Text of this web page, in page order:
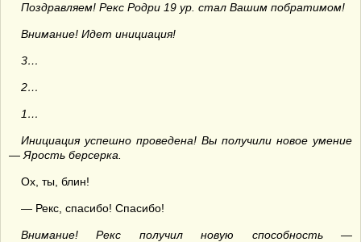
Поздравляем! Рекс Родри 19 ур. стал Вашим побратимом!
Внимание! Идет инициация!
3…
2…
1…
Инициация успешно проведена! Вы получили новое умение
— Ярость берсерка.
Ох, ты, блин!
— Рекс, спасибо! Спасибо!
Внимание! Рекс получил новую способность —